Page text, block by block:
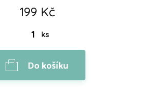
199 Kč
ks
Do košíku